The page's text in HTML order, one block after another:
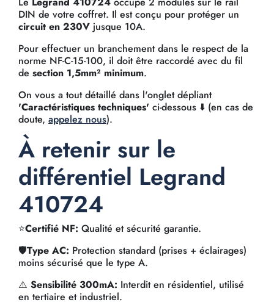
DIN de votre coffret. Il est conçu pour protéger un
circuit en 230V jusque 10A.
Pour effectuer un branchement dans le respect de la
norme NF-C-15-100, il doit être raccordé avec du fil
de section 1,5mm² minimum.
On vous a tout détaillé dans l'onglet dépliant
'Caractéristiques techniques' ci-dessous ⬇️ (en cas de
doute, appelez nous).
À retenir sur le
différentiel Legrand
410724
⭐Certifié NF: Qualité et sécurité garantie.
🛡️Type AC: Protection standard (prises + éclairages)
moins sécurisé que le type A.
⚠️ Sensibilité 300mA: Interdit en résidentiel, utilisé
en tertiaire et industriel.